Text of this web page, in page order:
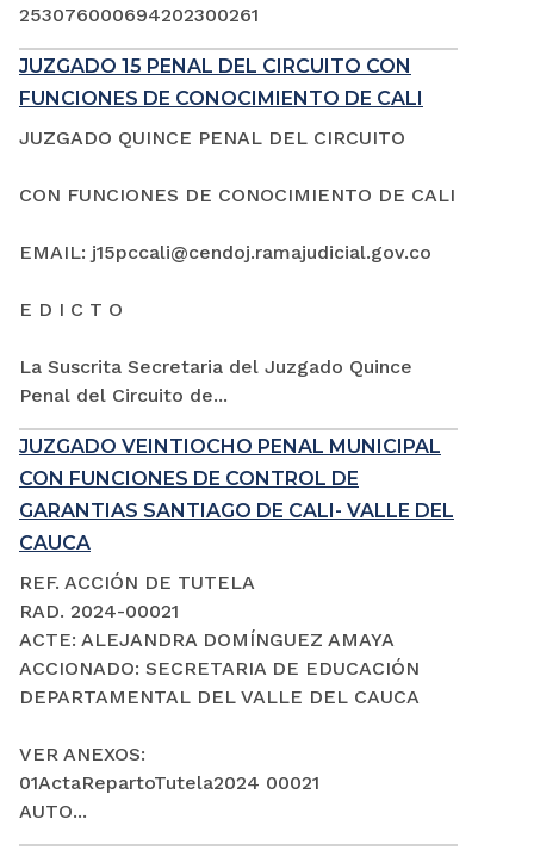
253076000694202300261
JUZGADO 15 PENAL DEL CIRCUITO CON
FUNCIONES DE CONOCIMIENTO DE CALI
JUZGADO QUINCE PENAL DEL CIRCUITO
CON FUNCIONES DE CONOCIMIENTO DE CALI
EMAIL: j15pccali@cendoj.ramajudicial.gov.co
E D I C T O
La Suscrita Secretaria del Juzgado Quince
Penal del Circuito de...
JUZGADO VEINTIOCHO PENAL MUNICIPAL
CON FUNCIONES DE CONTROL DE
GARANTIAS SANTIAGO DE CALI- VALLE DEL
CAUCA
REF. ACCIÓN DE TUTELA
RAD. 2024-00021
ACTE: ALEJANDRA DOMÍNGUEZ AMAYA
ACCIONADO: SECRETARIA DE EDUCACIÓN
DEPARTAMENTAL DEL VALLE DEL CAUCA
VER ANEXOS:
01ActaRepartoTutela2024 00021
AUTO...